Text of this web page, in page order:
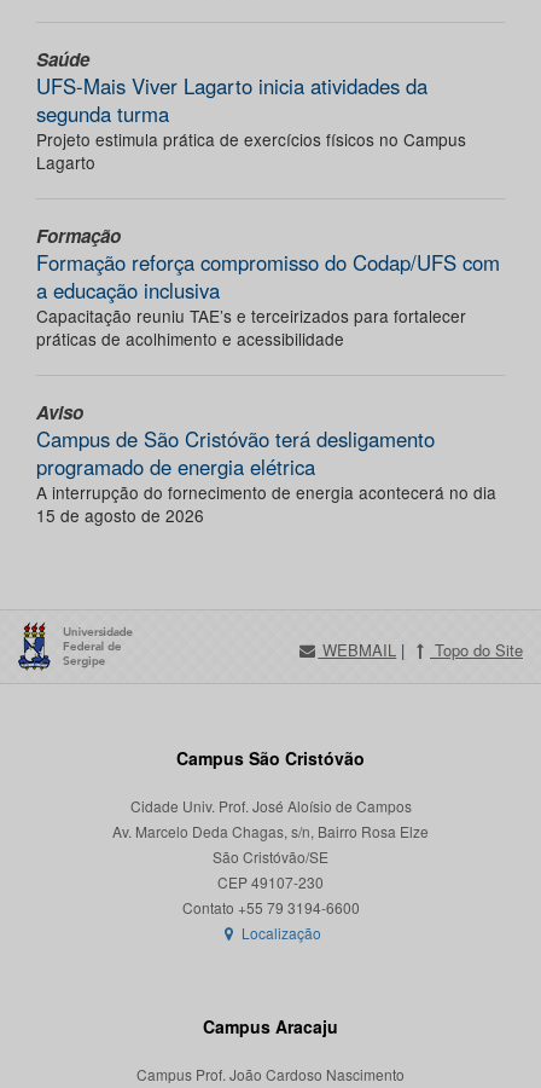
Saúde
UFS-Mais Viver Lagarto inicia atividades da
segunda turma
Projeto estimula prática de exercícios físicos no Campus
Lagarto
Formação
Formação reforça compromisso do Codap/UFS com
a educação inclusiva
Capacitação reuniu TAE’s e terceirizados para fortalecer
práticas de acolhimento e acessibilidade
Aviso
Campus de São Cristóvão terá desligamento
programado de energia elétrica
A interrupção do fornecimento de energia acontecerá no dia
15 de agosto de 2026
WEBMAIL | Topo do Site
Campus São Cristóvão
Cidade Univ. Prof. José Aloísio de Campos
Av. Marcelo Deda Chagas, s/n, Bairro Rosa Elze
São Cristóvão/SE
CEP 49107-230
Localização
Campus Aracaju
Campus Prof. João Cardoso Nascimento